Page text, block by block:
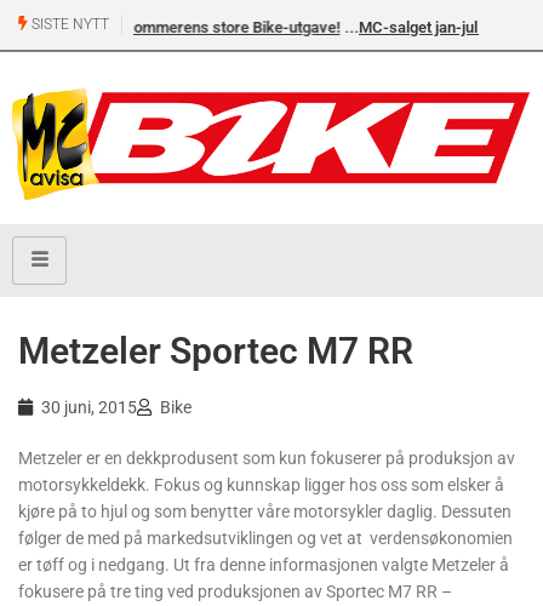
SISTE NYTT
Bike-utgave!
MC-salget jan-jul 2026: Honda størst foran
Metzeler Sportec M7 RR
30 juni, 2015 Bike
Metzeler er en dekkprodusent som kun fokuserer på produksjon av
motorsykkeldekk. Fokus og kunnskap ligger hos oss som elsker å
kjøre på to hjul og som benytter våre motorsykler daglig. Dessuten
følger de med på markedsutviklingen og vet at verdensøkonomien
er tøff og i nedgang. Ut fra denne informasjonen valgte Metzeler å
fokusere på tre ting ved produksjonen av Sportec M7 RR –